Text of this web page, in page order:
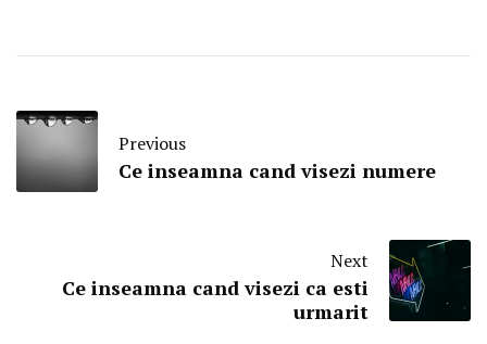
Previous
Ce inseamna cand visezi numere
Next
Ce inseamna cand visezi ca esti
urmarit